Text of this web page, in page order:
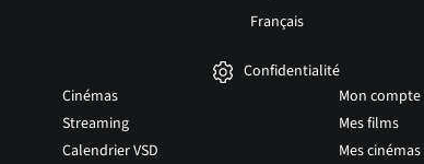
Français
Confidentialité
Cinémas
Streaming
Calendrier VSD
Mon compte
Mes films
Mes cinémas